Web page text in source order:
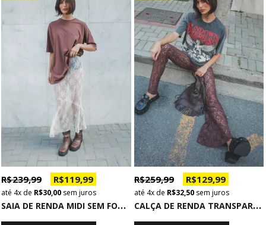
S
AIA DE RENDA MIDI SEM FORRO OFF
R$ 239,99 R$ 119,99
4x de R$ 30,00 sem juros
C
ALÇA DE RENDA TRANSPARENTE COM PAETÊ MARROM
R$ 259,99 R$ 129,99
4xde R$ 32,50sem juros